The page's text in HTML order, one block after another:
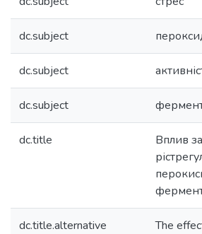
dc.subject
dc.subject
dc.subject
dc.title
Вплив
dc.title.alternative
The